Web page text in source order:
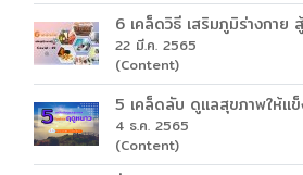
6 เคล็ดวิธี เสริมภูมิร่างกาย
22 มี.ค. 2565
(Content)
5 เคล็ดลับ ดูแลสุขภาพให้แข็
4 ธ.ค. 2565
(Content)